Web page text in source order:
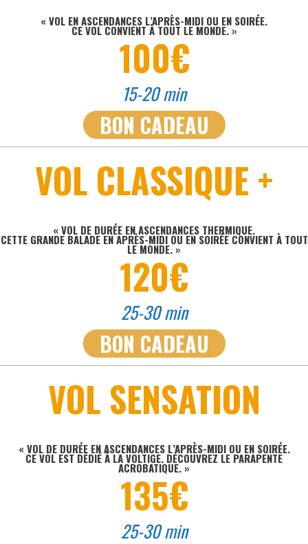
« VOL EN ASCENDANCES L’APRÈS-MIDI OU EN SOIRÉE.
CE VOL CONVIENT À TOUT LE MONDE. »
100€
15-20 min
BON CADEAU
VOL CLASSIQUE +
« VOL DE DURÉE EN ASCENDANCES THERMIQUE.
CETTE GRANDE BALADE EN APRÈS-MIDI OU EN SOIRÉE CONVIENT À TOUT
LE MONDE. »
120€
25-30 min
BON CADEAU
VOL SENSATION
« VOL DE DURÉE EN ASCENDANCES L’APRÈS-MIDI OU EN SOIRÉE.
CE VOL EST DÉDIÉ À LA VOLTIGE. DÉCOUVREZ LE PARAPENTE
ACROBATIQUE. »
135€
25-30 min